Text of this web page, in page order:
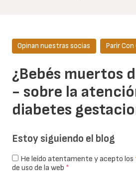
¿Bebés muertos
- sobre la
diabetes
Opinan nuestras socias Parir
Estoy siguiendo el blog
He leído atentamente y acepto los
de uso de la web *